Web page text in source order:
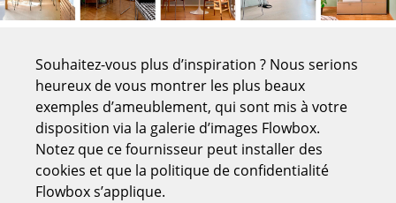
Fauteuils lounge
Chaises cantilever
Chaises et Tabourets de bar
Tabourets
Bancs & Chaises longues
Souhaitez-vous plus d’inspiration ? Nous serions
heureux de vous montrer les plus beaux
exemples d’ameublement, qui sont mis à votre
disposition via la galerie d’images Flowbox.
Notez que ce fournisseur peut installer des
cookies et que la politique de confidentialité
Flowbox s’applique.